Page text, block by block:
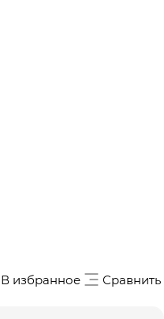
В избранное Сравнить